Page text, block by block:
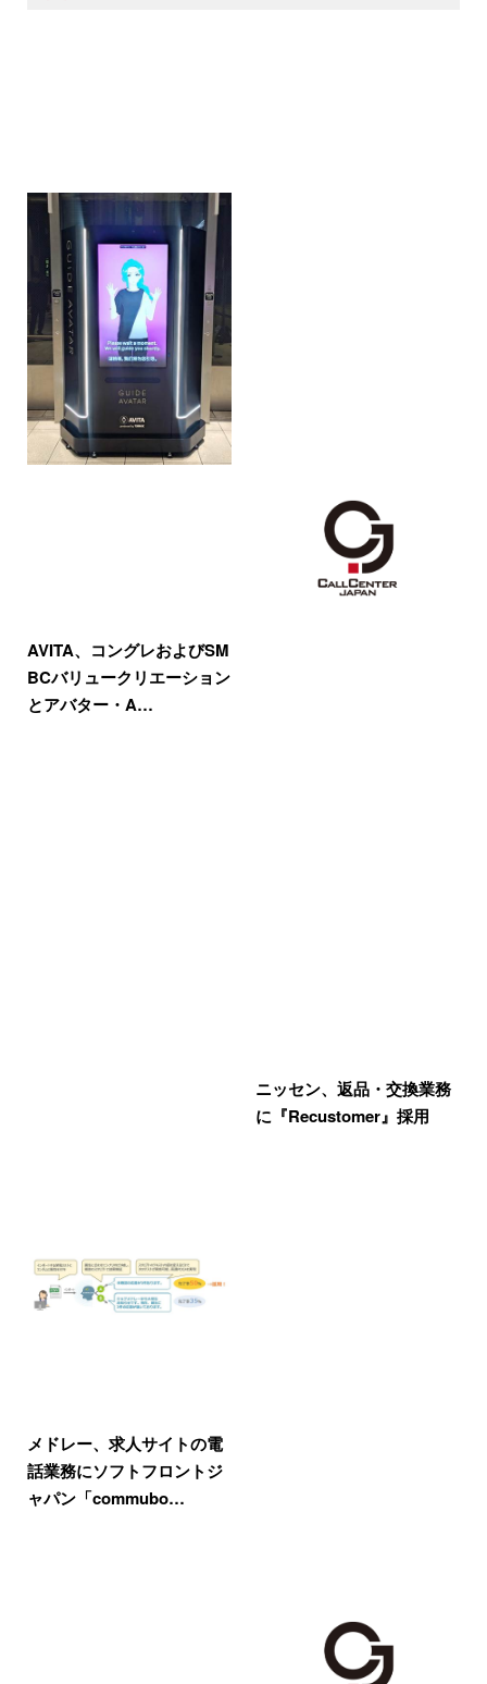
AVITA、コングレおよびSM
BCバリュークリエーション
とアバター・A…
ニッセン、返品・交換業務
に『Recustomer』採用
メドレー、求人サイトの電
話業務にソフトフロントジ
ャパン「commubo…